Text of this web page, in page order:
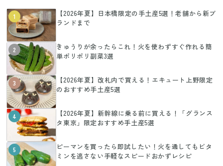
1
【2026年夏】日本橋限定の手土産5選！老舗から新ブ
ランドまで
2
きゅうりが余ったらこれ！火を使わずすぐ作れる簡
単ポリポリ副菜3選
3
【2026年夏】改札内で買える！エキュート上野限定
のおすすめ手土産5選
4
【2026年夏】新幹線に乗る前に買える！「グランス
タ東京」限定おすすめ手土産5選
5
ピーマンを買ったら即試したい！火を通してもビタ
ミンを逃さない手軽なスピードおかずレシピ